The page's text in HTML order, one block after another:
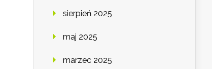
sierpień 2025
maj 2025
marzec 2025